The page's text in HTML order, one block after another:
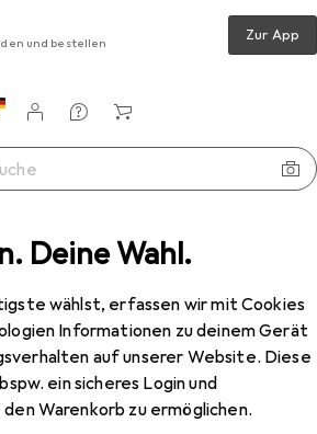
Deine Wahl.
wählst, erfassen wir mit Cookies
Informationen zu deinem Gerät
auf unserer Website. Diese
ein sicheres Login und
Warenkorb zu ermöglichen.
und bestellen Zur App
Steh-Schreibtisch VXMKA
Sitz-Steh-
VXMKA
x 80 x 120 cm